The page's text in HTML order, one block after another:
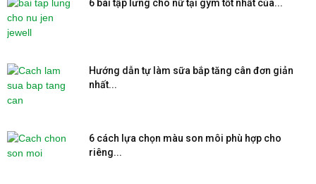
6 bài tập lưng cho nữ tại gym tốt nhất của...
Hướng dẫn tự làm sữa bắp tăng cân đơn giản
nhất...
6 cách lựa chọn màu son môi phù hợp cho
riêng...